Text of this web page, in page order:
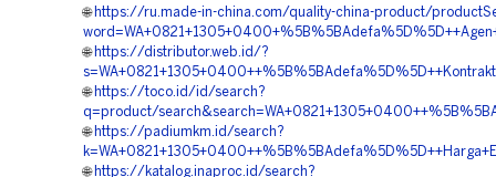
🌐 https://ru.made-in-china.com/quality-china-product/
🌐 https://distributor.web.id/?
🌐 https://toco.id/id/search?
q=product/
🌐 https://padiumkm.id/search?
🌐 https://katalog.inaproc.id/search?